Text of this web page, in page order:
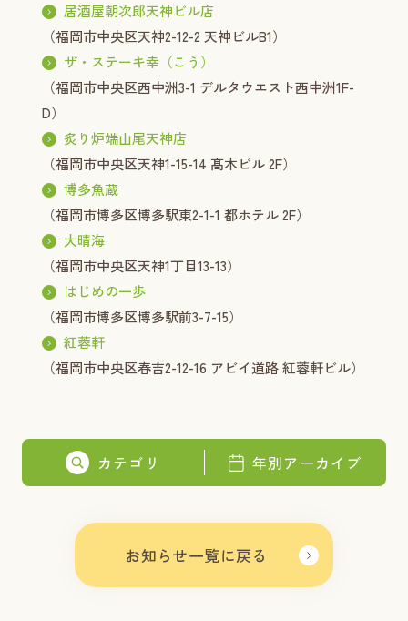
お知らせ一覧に戻る
カテゴリ 年別アーカイブ
居酒屋朝次郎天神ビル店
（福岡市中央区天神2-12-2 天神ビルB1）
ザ・ステーキ幸（こう）
（福岡市中央区西中洲3-1 デルタウエスト西中洲1F-
D）
炙り炉端山尾天神店
（福岡市中央区天神1-15-14 髙木ビル 2F）
博多魚蔵
（福岡市博多区博多駅東2-1-1 都ホテル 2F）
大晴海
（福岡市中央区天神1丁目13-13）
はじめの一歩
（福岡市博多区博多駅前3-7-15）
紅蓉軒
（福岡市中央区春吉2-12-16 アビイ道路 紅蓉軒ビル）